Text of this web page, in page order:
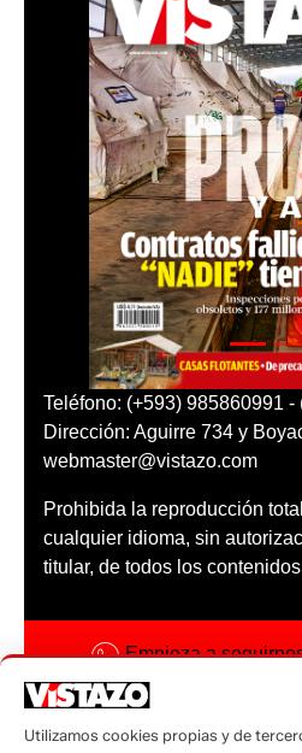
Teléfono: (+593) 985860991 -
Dirección: Aguirre 734 y
webmaster@vistazo.com
Prohibida la reproducción
cualquier idioma, sin
titular, de todos los
Empieza a
Código ética
Utilizamos cookies propias y de